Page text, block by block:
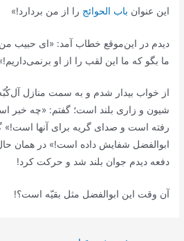
این عنوان باب الحوائج را از من بردارد!»
دیدم در این‌موقع خطاب آمد: «ای حبیب
ما بگو که ما این لقب را از او
از خواب بیدار شدم و به سمت منازل
شیون و زاری بلند است؛ گفتم: «چه خبر
رفته است و صدای گریه برای آنها
ابوالفضل شفایش داده است!» در همان
دفعه دیدم جوان بلند شد و حرکت کرد!
آن وقت این ابوالفضل مثل بقیّه است؟!